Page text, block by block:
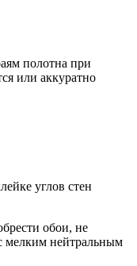
полотна при
или аккуратно
углов стен
обои, не
мелким нейтральным